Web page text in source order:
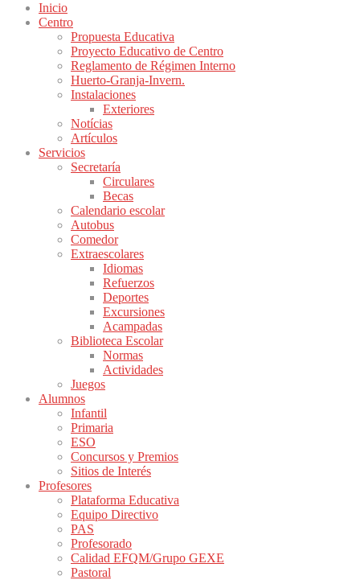
Inicio
Centro
Propuesta Educativa
Proyecto Educativo de Centro
Reglamento de Régimen Interno
Huerto-Granja-Invern.
Instalaciones
Exteriores
Notícias
Artículos
Servicios
Secretaría
Circulares
Becas
Calendario escolar
Autobus
Comedor
Extraescolares
Idiomas
Refuerzos
Deportes
Excursiones
Acampadas
Biblioteca Escolar
Normas
Actividades
Juegos
Alumnos
Infantil
Primaria
ESO
Concursos y Premios
Sitios de Interés
Profesores
Plataforma Educativa
Equipo Directivo
PAS
Profesorado
Calidad EFQM/Grupo GEXE
Pastoral